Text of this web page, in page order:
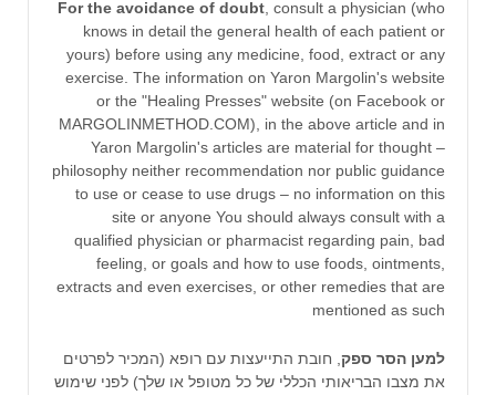
For the avoidance of doubt, consult a physician (who
knows in detail the general health of each patient or
yours) before using any medicine, food, extract or any
exercise. The information on Yaron Margolin's website
or the "Healing Presses" website (on Facebook or
MARGOLINMETHOD.COM), in the above article and in
Yaron Margolin's articles are material for thought –
philosophy neither recommendation nor public guidance
to use or cease to use drugs – no information on this
site or anyone You should always consult with a
qualified physician or pharmacist regarding pain, bad
feeling, or goals and how to use foods, ointments,
extracts and even exercises, or other remedies that are
mentioned as such
למען הסר ספק , חובת התייעצות עם רופא (המכיר לפרטים
את מצבו הבריאותי הכללי של כל מטופל או שלך) לפני שימוש